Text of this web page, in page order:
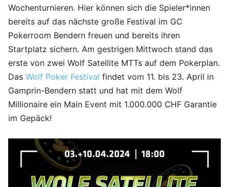
Wochenturnieren. Hier können sich die Spieler*innen
bereits auf das nächste große Festival im GC
Pokerroom Bendern freuen und bereits ihren
Startplatz sichern. Am gestrigen Mittwoch stand das
erste von zwei Wolf Satellite MTTs auf dem Pokerplan.
Das Wolf Poker Festival findet vom 11. bis 23. April in
Gamprin-Bendern statt und hat mit dem Wolf
Millionaire ein Main Event mit 1.000.000 CHF Garantie
im Gepäck!